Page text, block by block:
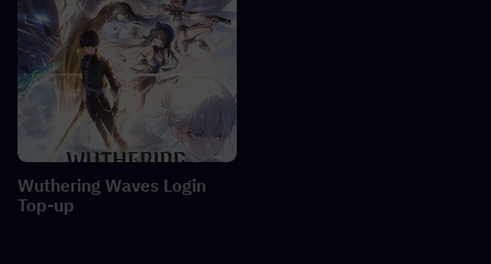
Wuthering Waves Login
Top-up